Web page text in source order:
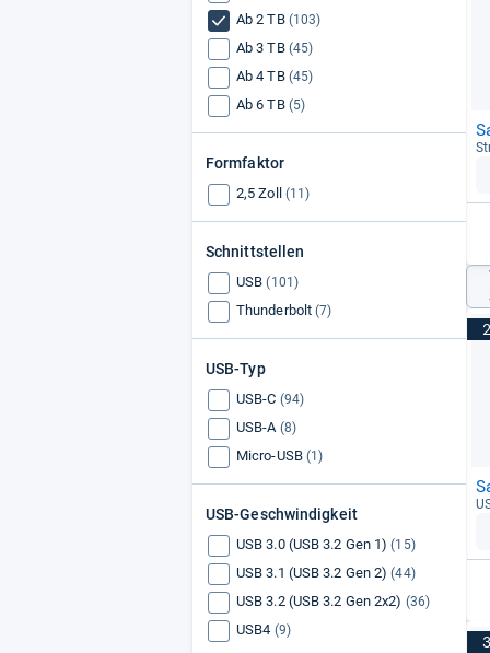
Ab 2 TB (103)
Ab 3 TB (45)
Ab 4 TB (45)
Ab 6 TB (5)
Formfaktor
2,5 Zoll (11)
Schnittstellen
USB (101)
Thunderbolt (7)
USB-Typ
USB-C (94)
USB-A (8)
Micro-USB (1)
USB-Geschwindigkeit
USB 3.0 (USB 3.2 Gen 1) (15)
USB 3.1 (USB 3.2 Gen 2) (44)
USB 3.2 (USB 3.2 Gen 2x2) (36)
USB4 (9)